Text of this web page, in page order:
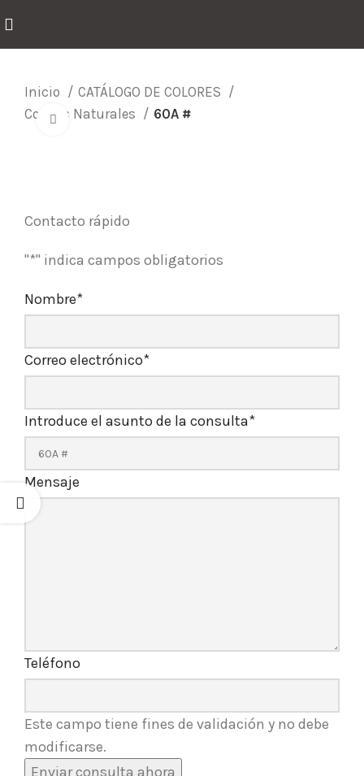
Inicio
CATÁLOGO DE COLORES
Colores Naturales
60A #
Click para agrandar
Contacto rápido
"*" indica campos obligatorios
Nombre*
Correo electrónico*
Introduce el asunto de la consulta*
Mensaje
Teléfono
Este campo tiene fines de validación y no debe
modificarse.